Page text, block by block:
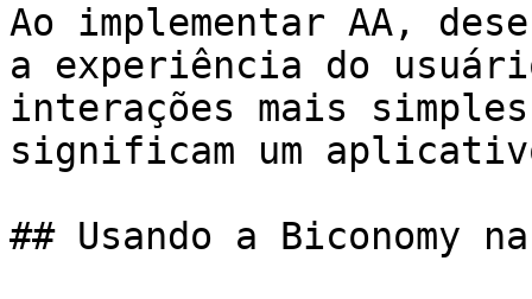
Ao implementar AA,
a experiência do
interações mais
significam um
## Usando a Biconomy